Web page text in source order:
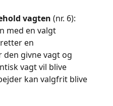
vagten (nr. 6):
med en valgt
en
givne vagt og
vagt vil blive
kan valgfrit blive